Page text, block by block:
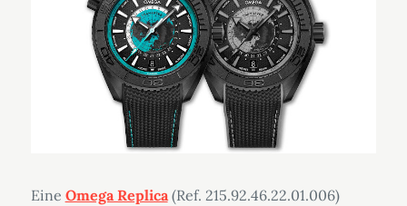
Eine Omega Replica(Ref. 215.92.46.22.01.006)